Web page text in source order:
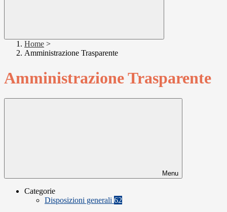
Home >
Amministrazione Trasparente
Amministrazione Trasparente
Menu
Categorie
Disposizioni generali 62